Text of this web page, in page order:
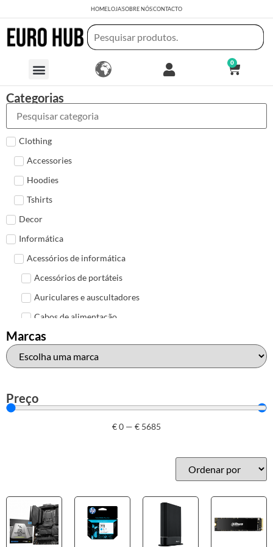
HOMELOJASOBRE NÓSCONTACTO
0
Categorias
Clothing
Accessories
Hoodies
Tshirts
Decor
Informática
Acessórios de informática
Acessórios de portáteis
Auriculares e auscultadores
Cabos de alimentação
Colunas de Som
Hubs
Mais acessórios USB
HP
Outros acessórios de informática
Marcas
Preço
€0 — € 5685